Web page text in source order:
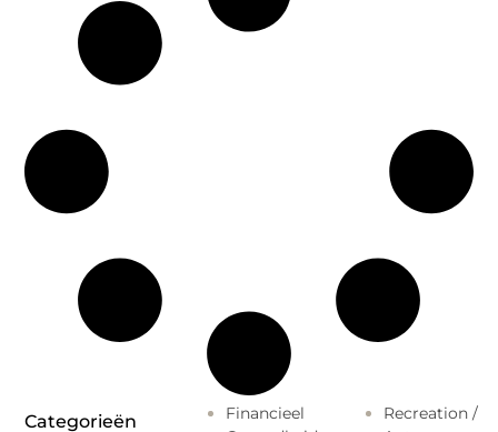
Categorieën
Financieel
Recreation /